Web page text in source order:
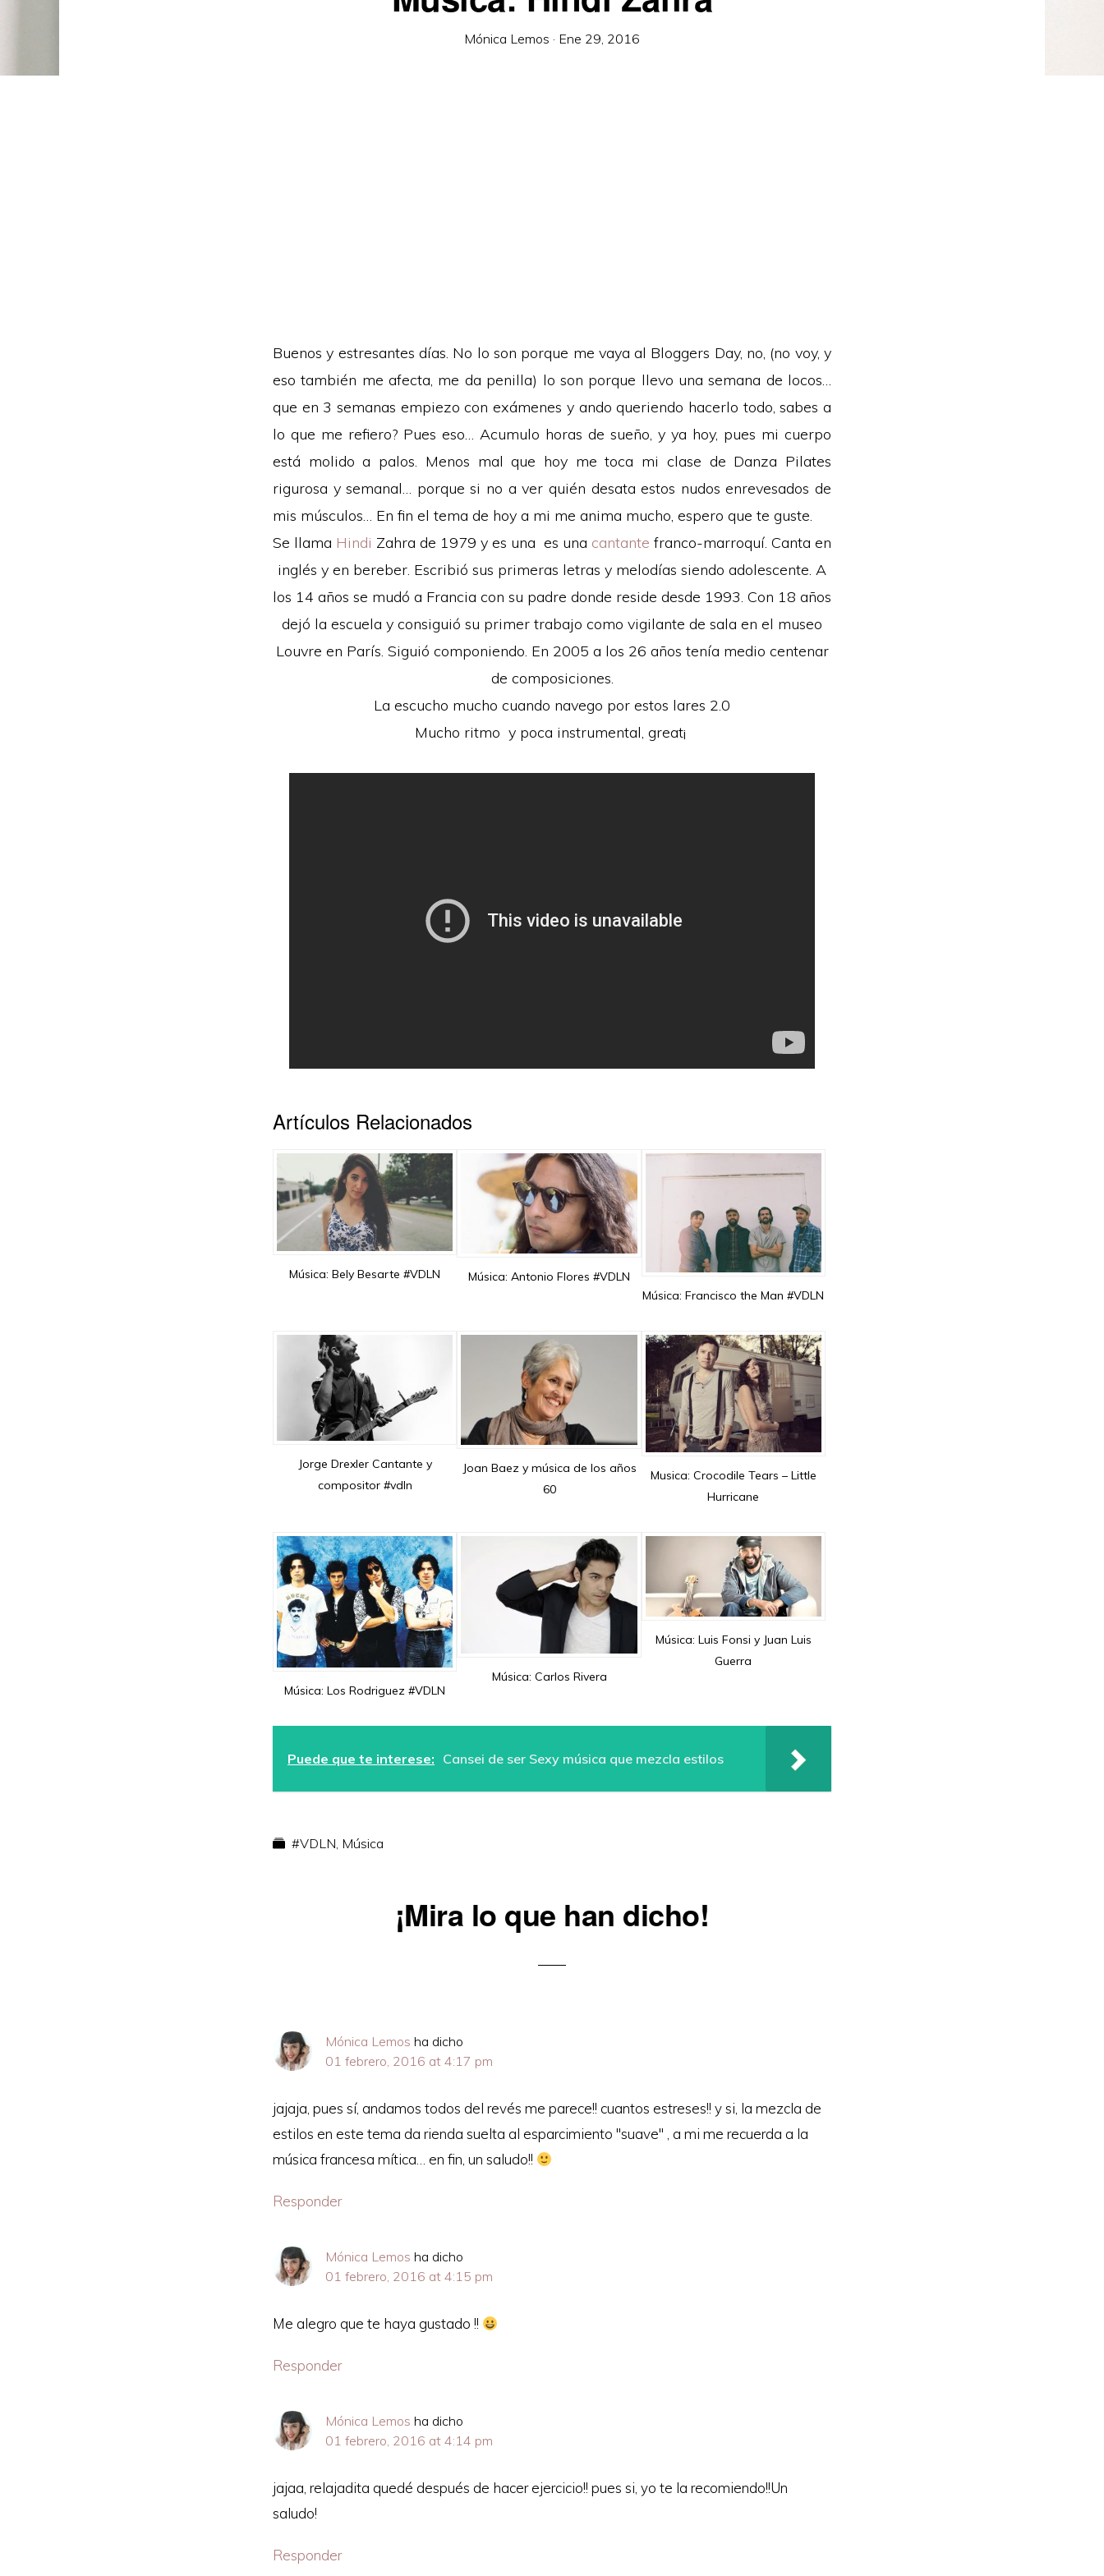
Mónica Lemos · Ene 29, 2016
Buenos y estresantes días. No lo son porque me vaya al Bloggers Day, no, (no voy, y
eso también me afecta, me da penilla) lo son porque llevo una semana de locos…
que en 3 semanas empiezo con exámenes y ando queriendo hacerlo todo, sabes a
lo que me refiero? Pues eso… Acumulo horas de sueño, y ya hoy, pues mi cuerpo
está molido a palos. Menos mal que hoy me toca mi clase de Danza Pilates
rigurosa y semanal… porque si no a ver quién desata estos nudos enrevesados de
mis músculos… En fin el tema de hoy a mi me anima mucho, espero que te guste.
Se llama Hindi Zahra de 1979 y es una es una cantante franco-marroquí. Canta en
inglés y en bereber. Escribió sus primeras letras y melodías siendo adolescente. A
los 14 años se mudó a Francia con su padre donde reside desde 1993. Con 18 años
dejó la escuela y consiguió su primer trabajo como vigilante de sala en el museo
Louvre en París. Siguió componiendo. En 2005 a los 26 años tenía medio centenar
de composiciones.
La escucho mucho cuando navego por estos lares 2.0
Mucho ritmo y poca instrumental, great¡
Artículos Relacionados
Música: Bely Besarte #VDLN
Música: Antonio Flores #VDLN
Música: Francisco the Man #VDLN
Jorge Drexler Cantante y
compositor #vdln
Joan Baez y música de los años
60
Musica: Crocodile Tears – Little
Hurricane
Música: Los Rodriguez #VDLN
Música: Carlos Rivera
Música: Luis Fonsi y Juan Luis
Guerra
Puede que te interese: Cansei de ser Sexy música que mezcla estilos
#VDLN, Música
Interactions
¡Mira lo que han dicho!
Mónica Lemos ha dicho
01 febrero, 2016 at 4:17 pm
jajaja, pues sí, andamos todos del revés me parece!! cuantos estreses!! y si, la mezcla de
estilos en este tema da rienda suelta al esparcimiento "suave" , a mi me recuerda a la
música francesa mítica… en fin, un saludo!!
Responder
Mónica Lemos ha dicho
01 febrero, 2016 at 4:15 pm
Me alegro que te haya gustado !!
Responder
Mónica Lemos ha dicho
01 febrero, 2016 at 4:14 pm
jajaa, relajadita quedé después de hacer ejercicio!! pues si, yo te la recomiendo!!Un
saludo!
Responder